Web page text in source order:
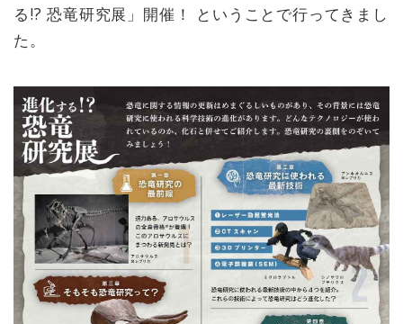
る!? 恐竜研究展」開催！ ということで行ってきまし
た。